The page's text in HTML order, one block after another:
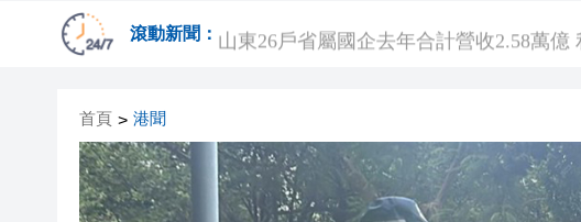
滾動新聞： 山東26戶省屬國企去年合計營收2.58萬億
騰出更多時間專注做好宏福苑火災獨立
50餘位頂尖專家共話時代命題
首頁 > 港聞